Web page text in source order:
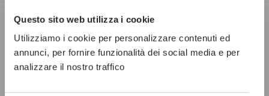
Questo sito web utilizza i cookie
Utilizziamo i cookie per personalizzare contenuti ed
annunci, per fornire funzionalità dei social media e per
analizzare il nostro traffico